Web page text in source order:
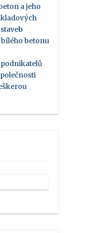
a jeho
bílého betonu